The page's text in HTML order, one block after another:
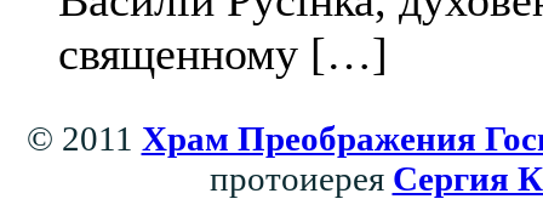
священному […]
© 2011 Храм Преображения
протоиерея Сергия